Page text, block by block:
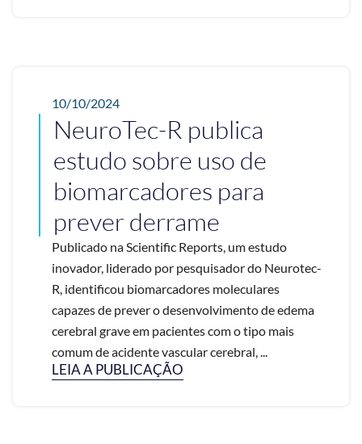
10/10/2024
NeuroTec-R publica
estudo sobre uso de
biomarcadores para
prever derrame
Publicado na Scientific Reports, um estudo
inovador, liderado por pesquisador do Neurotec-
R, identificou biomarcadores moleculares
capazes de prever o desenvolvimento de edema
cerebral grave em pacientes com o tipo mais
comum de acidente vascular cerebral, ...
LEIA A PUBLICAÇÃO